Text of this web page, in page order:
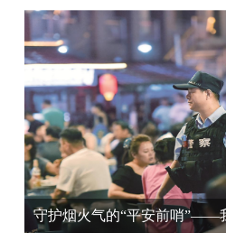
守护烟火气的“平安前哨”——